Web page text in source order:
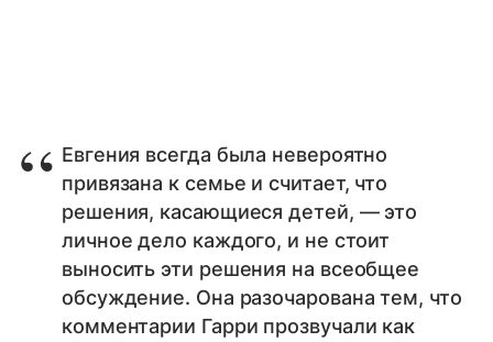
Евгения всегда была невероятно
привязана к семье и считает, что
решения, касающиеся детей, — это
личное дело каждого, и не стоит
выносить эти решения на всеобщее
обсуждение. Она разочарована тем, что
комментарии Гарри прозвучали как